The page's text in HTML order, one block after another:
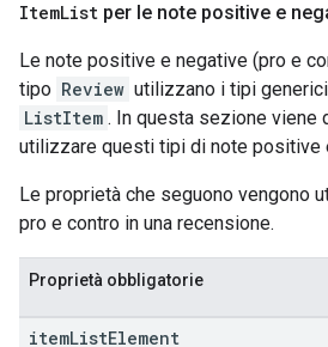
ItemList per le note positive e
Le note positive e negative (pro e
tipo Review utilizzano i tipi generici
ListItem . In questa sezione viene
utilizzare questi tipi di note positive
Le proprietà che seguono vengono
pro e contro in una recensione.
Proprietà obbligatorie
itemListElement